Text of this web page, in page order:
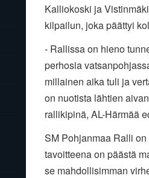
Kalliokoski ja
kilpailun, joka päättyi
- Rallissa on hieno
perhosia
millainen aika tuli ja
on nuotista lähtien
rallikipinä, AL-Härmää
SM Pohjanmaa Ralli
tavoitteena on päästä
se mahdollisimman